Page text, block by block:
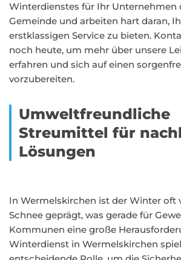
Winterdienstes für Ihr Unternehmen
Gemeinde und arbeiten hart daran,
erstklassigen Service zu bieten.
noch heute, um mehr über unsere
erfahren und sich auf einen
vorzubereiten.
Umweltfreundliche
Streumittel für
Lösungen
In Wermelskirchen ist der Winter oft
Schnee geprägt, was gerade für
Kommunen eine große
Winterdienst in Wermelskirchen